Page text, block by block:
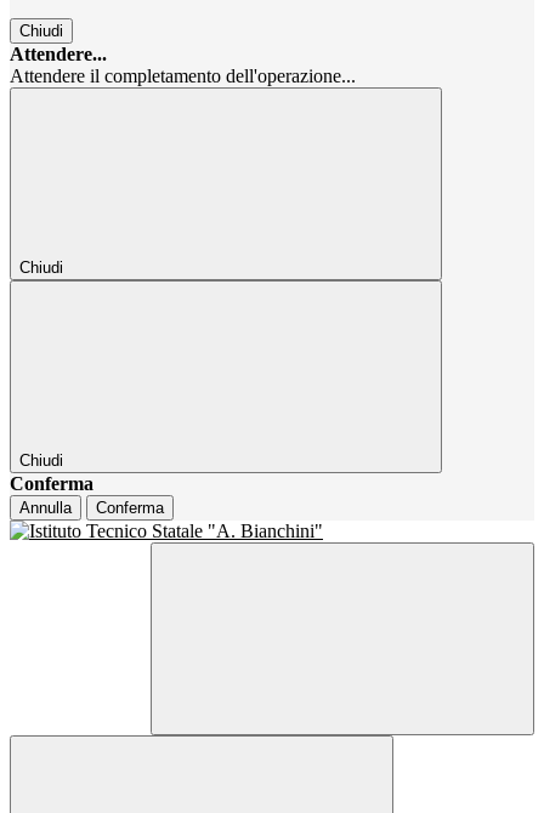
Chiudi
Attendere...
Attendere il completamento dell'operazione...
Chiudi
Chiudi
Conferma
Annulla Conferma